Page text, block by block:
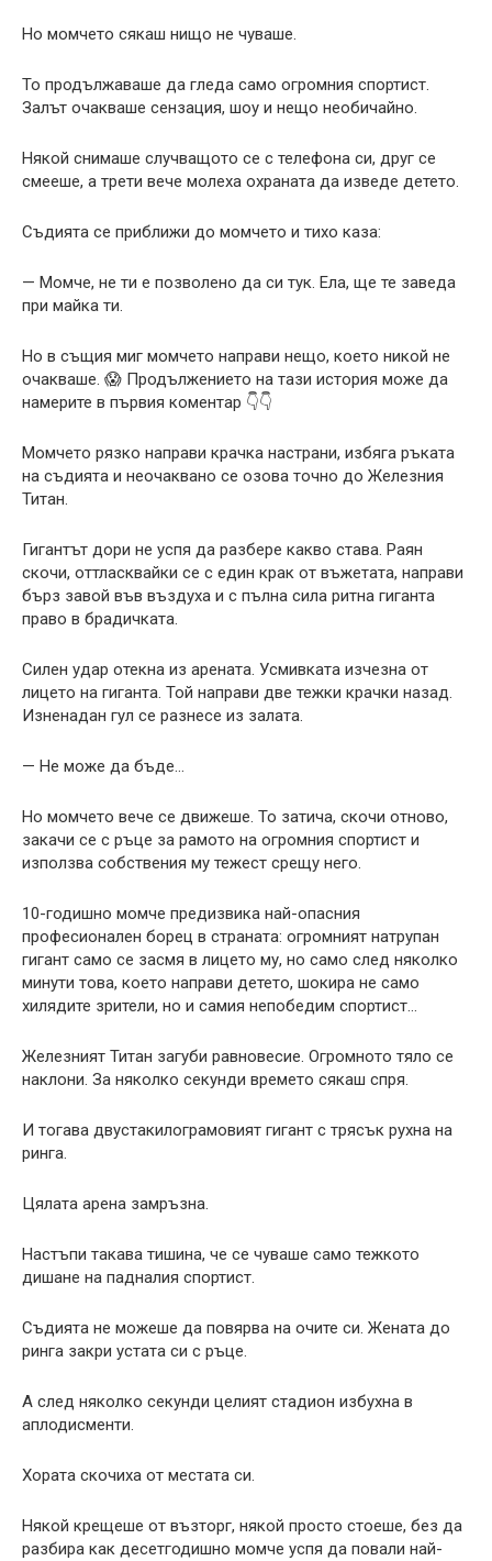
Но момчето сякаш нищо не чуваше.
То продължаваше да гледа само огромния спортист.
Залът очакваше сензация, шоу и нещо необичайно.
Някой снимаше случващото се с телефона си, друг се
смееше, а трети вече молеха охраната да изведе детето.
Съдията се приближи до момчето и тихо каза:
— Момче, не ти е позволено да си тук. Ела, ще те заведа
при майка ти.
Но в същия миг момчето направи нещо, което никой не
очакваше. 😱 Продължението на тази история може да
намерите в първия коментар 👇👇
Момчето рязко направи крачка настрани, избяга ръката
на съдията и неочаквано се озова точно до Железния
Титан.
Гигантът дори не успя да разбере какво става. Раян
скочи, оттласквайки се с един крак от въжетата, направи
бърз завой във въздуха и с пълна сила ритна гиганта
право в брадичката.
Силен удар отекна из арената. Усмивката изчезна от
лицето на гиганта. Той направи две тежки крачки назад.
Изненадан гул се разнесе из залата.
— Не може да бъде…
Но момчето вече се движеше. То затича, скочи отново,
закачи се с ръце за рамото на огромния спортист и
използва собствения му тежест срещу него.
10-годишно момче предизвика най-опасния
професионален борец в страната: огромният натрупан
гигант само се засмя в лицето му, но само след няколко
минути това, което направи детето, шокира не само
хилядите зрители, но и самия непобедим спортист…
Железният Титан загуби равновесие. Огромното тяло се
наклони. За няколко секунди времето сякаш спря.
И тогава двустакилограмовият гигант с трясък рухна на
ринга.
Цялата арена замръзна.
Настъпи такава тишина, че се чуваше само тежкото
дишане на падналия спортист.
Съдията не можеше да повярва на очите си. Жената до
ринга закри устата си с ръце.
А след няколко секунди целият стадион избухна в
аплодисменти.
Хората скочиха от местата си.
Някой крещеше от възторг, някой просто стоеше, без да
разбира как десетгодишно момче успя да повали най-